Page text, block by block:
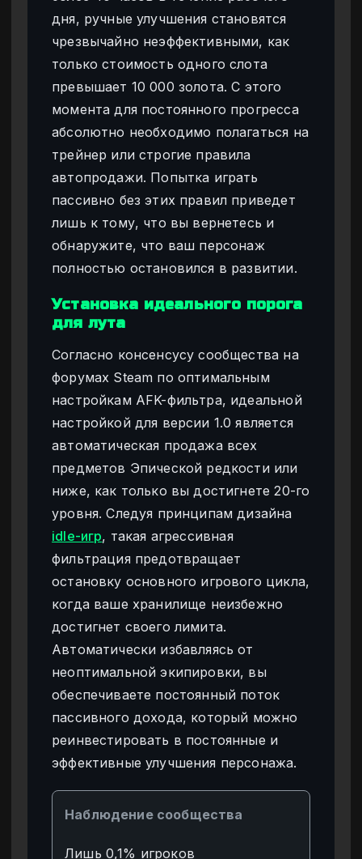
дня, ручные улучшения становятся
чрезвычайно неэффективными, как
только стоимость одного слота
превышает 10 000 золота. С этого
момента для постоянного прогресса
абсолютно необходимо полагаться на
трейнер или строгие правила
автопродажи. Попытка играть
пассивно без этих правил приведет
лишь к тому, что вы вернетесь и
обнаружите, что ваш персонаж
полностью остановился в развитии.
Установка идеального порога
для лута
Согласно консенсусу сообщества на
форумах Steam по оптимальным
настройкам AFK-фильтра, идеальной
настройкой для версии 1.0 является
автоматическая продажа всех
предметов Эпической редкости или
ниже, как только вы достигнете 20-го
уровня. Следуя принципам дизайна
idle-игр, такая агрессивная
фильтрация предотвращает
остановку основного игрового цикла,
когда ваше хранилище неизбежно
достигнет своего лимита.
Автоматически избавляясь от
неоптимальной экипировки, вы
обеспечиваете постоянный поток
пассивного дохода, который можно
реинвестировать в постоянные и
эффективные улучшения персонажа.
Наблюдение сообщества
Лишь 0,1% игроков